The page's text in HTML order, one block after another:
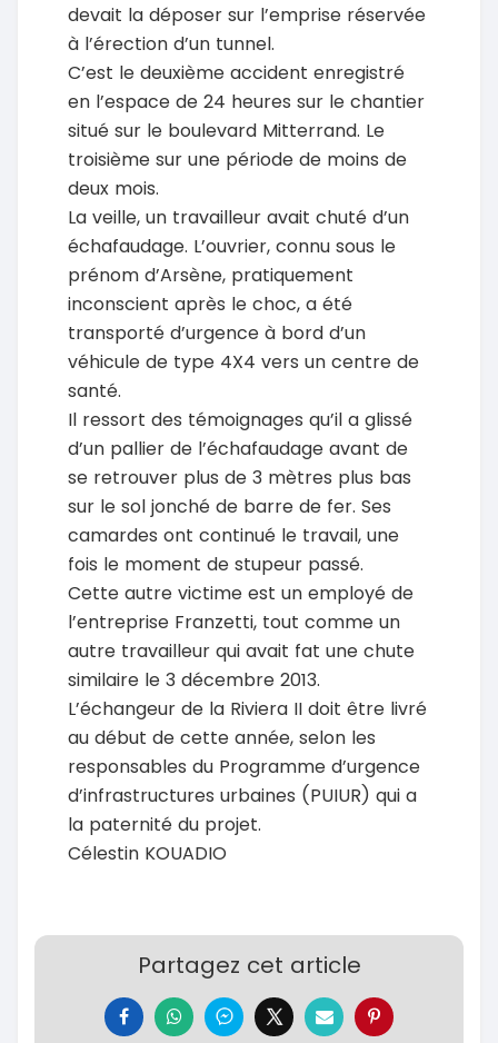
devait la déposer sur l’emprise réservée
à l’érection d’un tunnel.
C’est le deuxième accident enregistré
en l’espace de 24 heures sur le chantier
situé sur le boulevard Mitterrand. Le
troisième sur une période de moins de
deux mois.
La veille, un travailleur avait chuté d’un
échafaudage. L’ouvrier, connu sous le
prénom d’Arsène, pratiquement
inconscient après le choc, a été
transporté d’urgence à bord d’un
véhicule de type 4X4 vers un centre de
santé.
Il ressort des témoignages qu’il a glissé
d’un pallier de l’échafaudage avant de
se retrouver plus de 3 mètres plus bas
sur le sol jonché de barre de fer. Ses
camardes ont continué le travail, une
fois le moment de stupeur passé.
Cette autre victime est un employé de
l’entreprise Franzetti, tout comme un
autre travailleur qui avait fat une chute
similaire le 3 décembre 2013.
L’échangeur de la Riviera II doit être livré
au début de cette année, selon les
responsables du Programme d’urgence
d’infrastructures urbaines (PUIUR) qui a
la paternité du projet.
Célestin KOUADIO
Partagez cet article